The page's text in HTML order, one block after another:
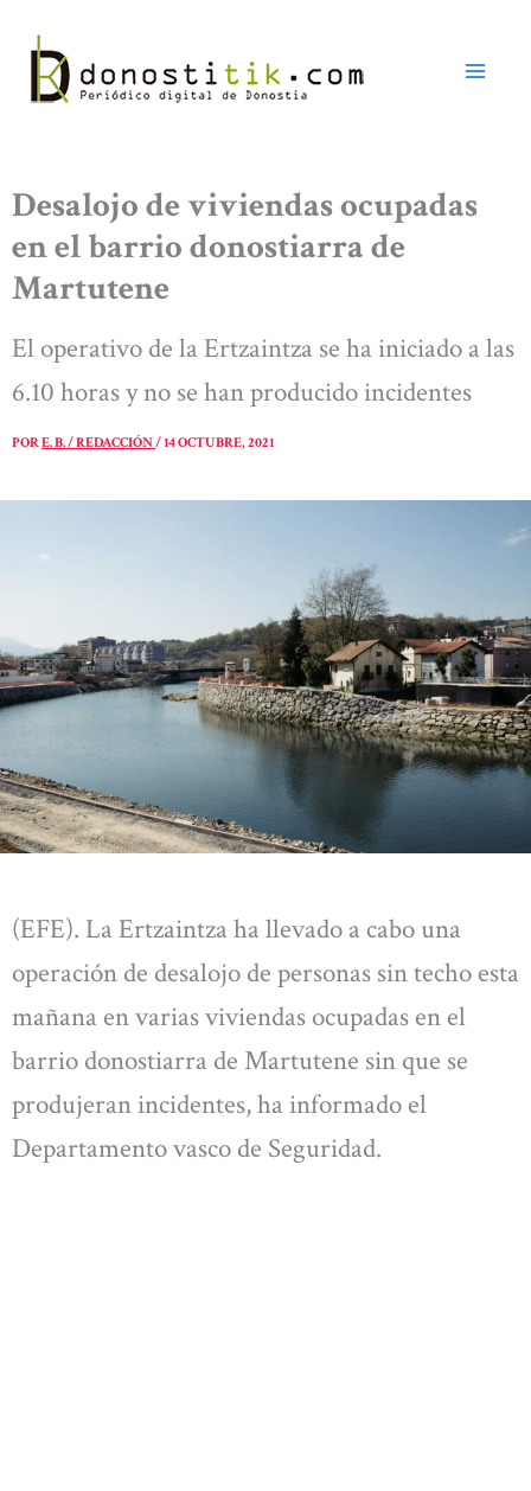
contenido
Desalojo de viviendas ocupadas
en el barrio donostiarra de
Martutene
El operativo de la Ertzaintza se ha iniciado a las
6.10 horas y no se han producido incidentes
PORE. B. / REDACCIÓN/14 OCTUBRE, 2021
(EFE). La Ertzaintza ha llevado a cabo una
operación de desalojo de personas sin techo esta
mañana en varias viviendas ocupadas en el
barrio donostiarra de Martutene sin que se
produjeran incidentes, ha informado el
Departamento vasco de Seguridad.